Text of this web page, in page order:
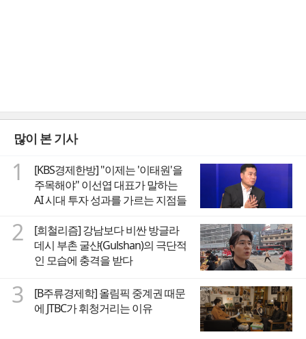
많이 본 기사
1
[KBS경제한방] "이제는 '이태원'을
주목해야" 이선엽 대표가 말하는
AI 시대 투자 성과를 가르는 지점들
2
[희철리즘] 강남보다 비싼 방글라
데시 부촌 굴샨(Gulshan)의 극단적
인 모습에 충격을 받다
3
[B주류경제학] 올림픽 중계권 때문
에 JTBC가 휘청거리는 이유